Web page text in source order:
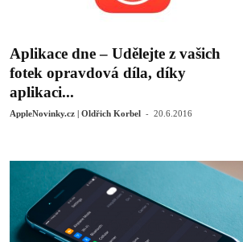
Aplikace dne – Udělejte z vašich
fotek opravdová díla, díky
aplikaci...
AppleNovinky.cz | Oldřich Korbel - 20.6.2016